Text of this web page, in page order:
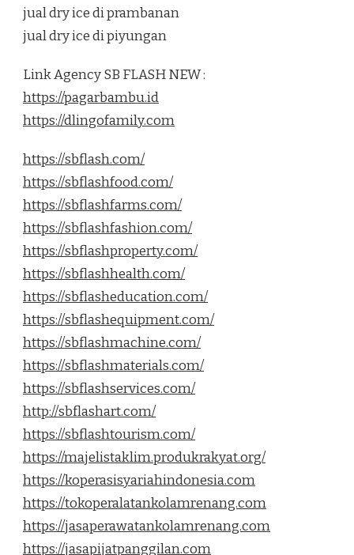
jual dry ice di prambanan
jual dry ice di piyungan
Link Agency SB FLASH NEW :
https://pagarbambu.id
https://dlingofamily.com
https://sbflash.com/
https://sbflashfood.com/
https://sbflashfarms.com/
https://sbflashfashion.com/
https://sbflashproperty.com/
https://sbflashhealth.com/
https://sbflasheducation.com/
https://sbflashequipment.com/
https://sbflashmachine.com/
https://sbflashmaterials.com/
https://sbflashservices.com/
http://sbflashart.com/
https://sbflashtourism.com/
https://majelistaklim.produkrakyat.org/
https://koperasisyariahindonesia.com
https://tokoperalatankolamrenang.com
https://jasaperawatankolamrenang.com
https://jasapijatpanggilan.com